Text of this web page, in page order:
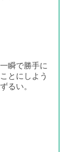
瞬で勝手に
とにしよう
るい。